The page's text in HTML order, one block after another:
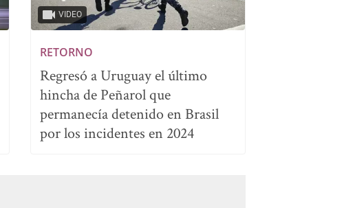
VIDEO
RETORNO
Regresó a Uruguay el último
hincha de Peñarol que
permanecía detenido en Brasil
por los incidentes en 2024